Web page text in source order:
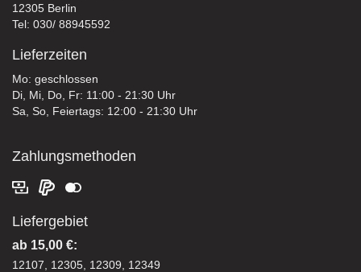
12305 Berlin
Tel: 030/ 88945592
Lieferzeiten
Mo: geschlossen
Di, Mi, Do, Fr: 11:00 - 21:30 Uhr
Sa, So, Feiertags: 12:00 - 21:30 Uhr
Zahlungsmethoden
Liefergebiet
ab 15,00 €:
12107, 12305, 12309, 12349